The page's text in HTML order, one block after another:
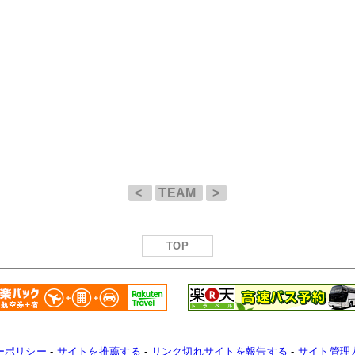
< TEAM >
TOP
ポリシー - サイトを推薦する - リンク切れサイトを報告する - サイト管理